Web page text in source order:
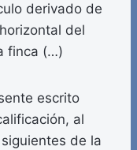
derivado de
del
finca (…)
escrito
al
de la